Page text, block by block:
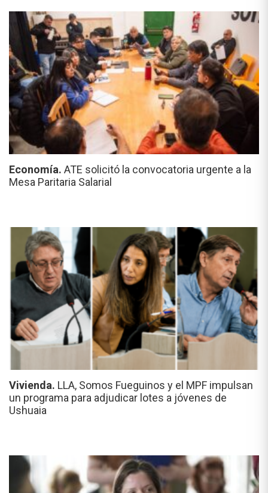
Economía. ATE solicitó la convocatoria urgente a la
Mesa Paritaria Salarial
Vivienda. LLA, Somos Fueguinos y el MPF impulsan
un programa para adjudicar lotes a jóvenes de
Ushuaia